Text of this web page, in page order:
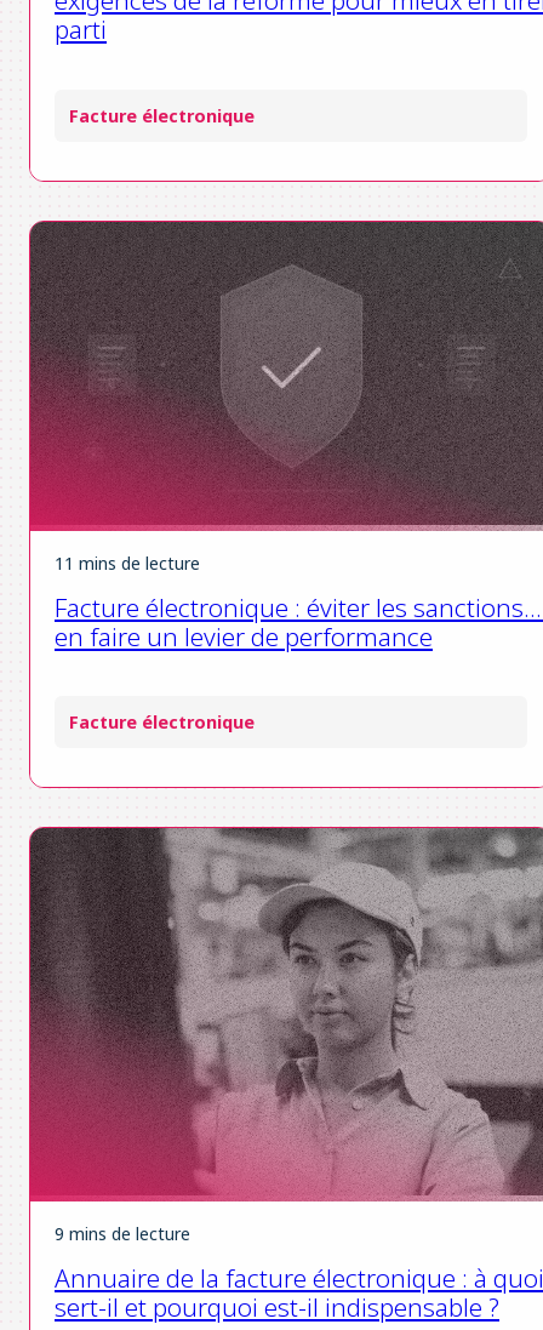
parti
Facture électronique
11 mins de lecture
Facture électronique : éviter les
en faire un levier de performance
Facture électronique
9 mins de lecture
Annuaire de la facture électronique : à quoi
sert-il et pourquoi est-il indispensable ?